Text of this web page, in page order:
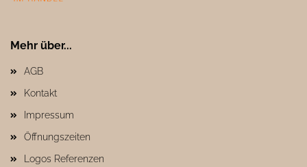
Mehr über...
AGB
Kontakt
Impressum
Öffnungszeiten
Logos Referenzen